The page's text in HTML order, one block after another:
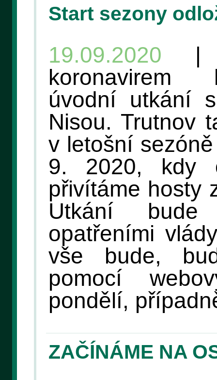
Start sezony
19.09.2020 |
koronavirem
úvodní utkání
Nisou. Trutnov
v letošní
9. 2020, kdy
přivítáme hosty
Utkání
opatřeními
vše bude,
pomocí
pondělí,
ZAČÍNÁME NA